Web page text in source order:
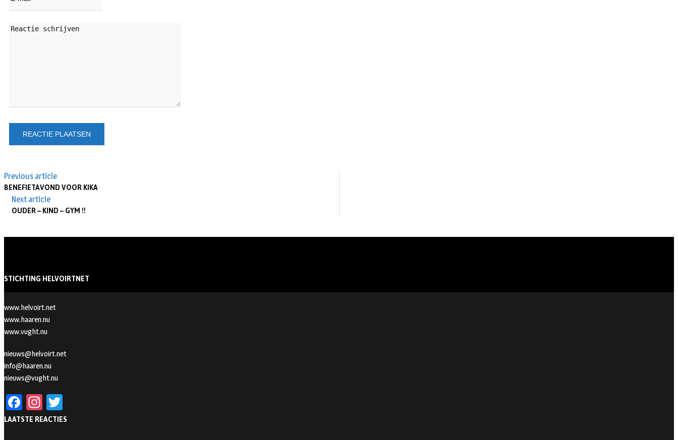
Previous article
BENEFIETAVOND VOOR KIKA
Next article
OUDER – KIND – GYM !!
STICHTING HELVOIRTNET
www.helvoirt.net
www.haaren.nu
www.vught.nu
nieuws@helvoirt.net
info@haaren.nu
nieuws@vught.nu
Fa
ce
In
st wi
LAATSTE REACTIES